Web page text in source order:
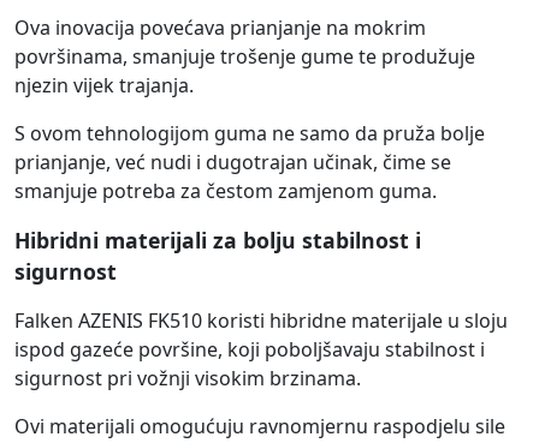
Ova inovacija povećava prianjanje na mokrim
površinama, smanjuje trošenje gume te produžuje
njezin vijek trajanja.
S ovom tehnologijom guma ne samo da pruža bolje
prianjanje, već nudi i dugotrajan učinak, čime se
smanjuje potreba za čestom zamjenom guma.
Hibridni materijali za bolju stabilnost i
sigurnost
Falken AZENIS FK510 koristi hibridne materijale u sloju
ispod gazeće površine, koji poboljšavaju stabilnost i
sigurnost pri vožnji visokim brzinama.
Ovi materijali omogućuju ravnomjernu raspodjelu sile